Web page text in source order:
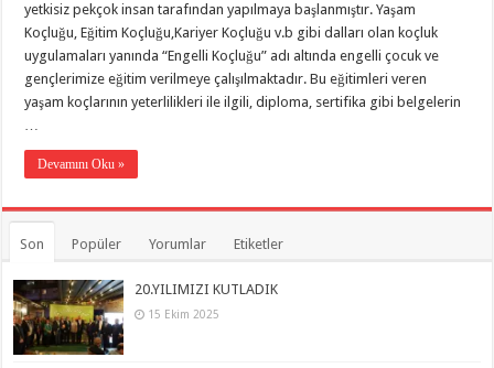
yetkisiz pekçok insan tarafından yapılmaya başlanmıştır. Yaşam
Koçluğu, Eğitim Koçluğu,Kariyer Koçluğu v.b gibi dalları olan koçluk
uygulamaları yanında “Engelli Koçluğu” adı altında engelli çocuk ve
gençlerimize eğitim verilmeye çalışılmaktadır. Bu eğitimleri veren
yaşam koçlarının yeterlilikleri ile ilgili, diploma, sertifika gibi belgelerin
…
Devamını Oku »
Son Popüler Yorumlar Etiketler
20.YILIMIZI KUTLADIK
15 Ekim 2025